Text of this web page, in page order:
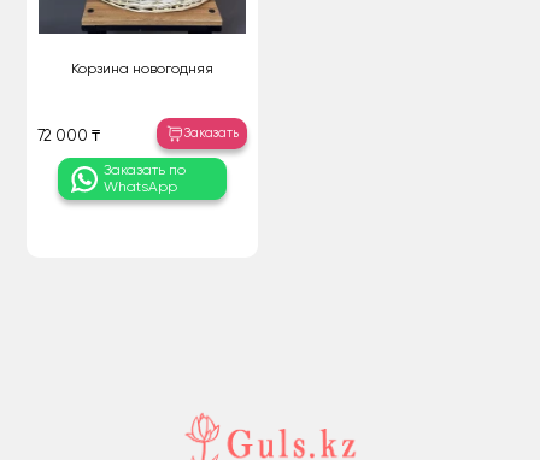
Корзина новогодняя
72 000 ₸ Заказать
Заказать по
WhatsApp